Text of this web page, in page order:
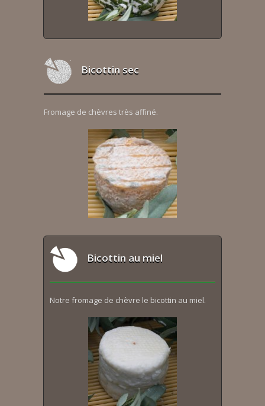
Bicottin sec
Fromage de chèvres très affiné.
Bicottin au miel
Notre fromage de chèvre le bicottin au miel.